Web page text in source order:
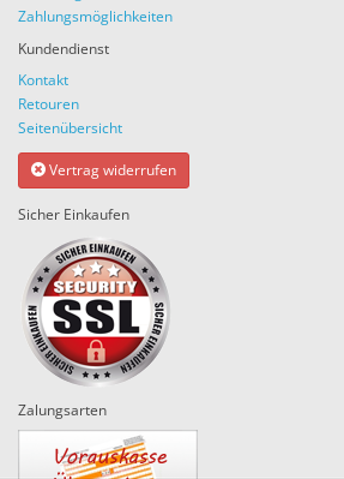
Zahlungsmöglichkeiten
Kundendienst
Kontakt
Retouren
Seitenübersicht
Vertrag widerrufen
Sicher Einkaufen
Zalungsarten